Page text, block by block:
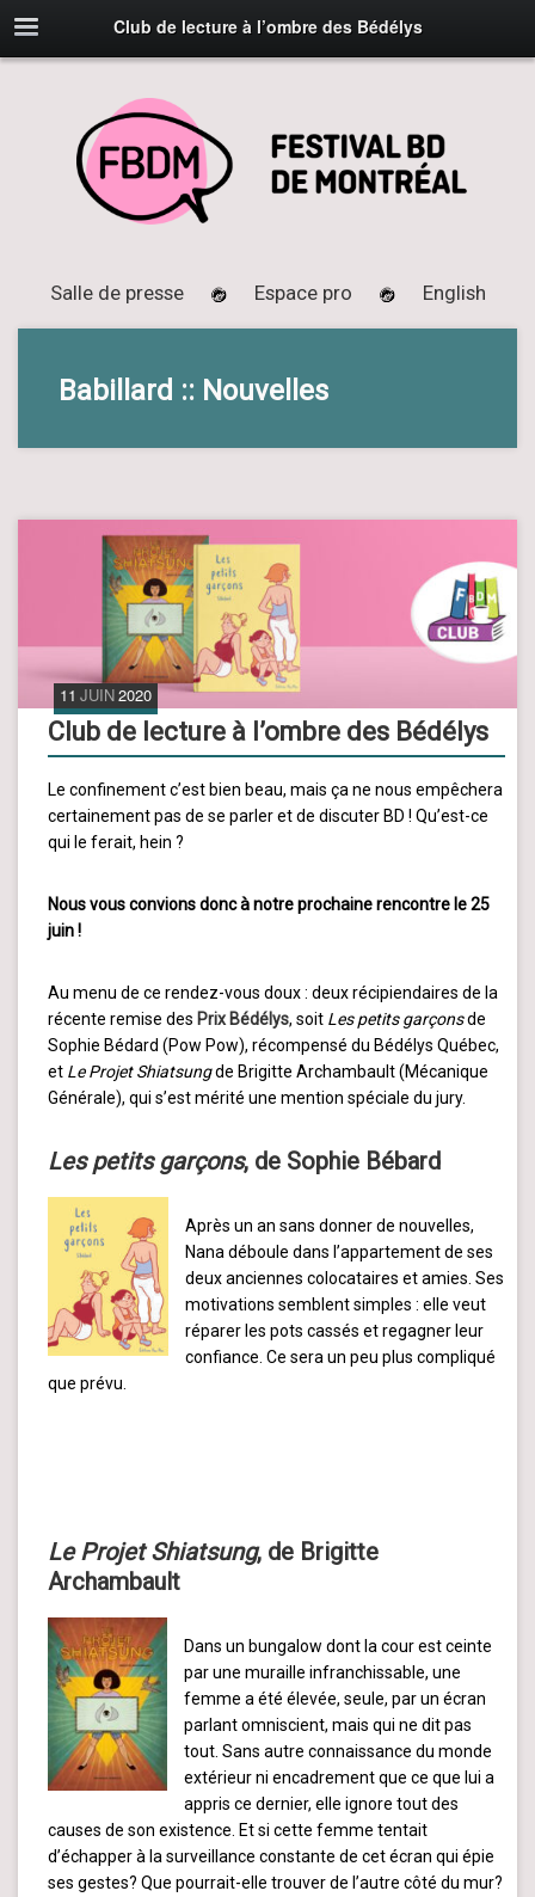
Club de lecture à l’ombre des Bédélys
Salle de presse Espace pro English
Babillard :: Nouvelles
11 JUIN2020
Club de lecture à l’ombre des Bédélys
Le confinement c’est bien beau, mais ça ne nous empêchera
certainement pas de se parler et de discuter BD ! Qu’est-ce
qui le ferait, hein ?
Nous vous convions donc à notre prochaine rencontre le 25
juin !
Au menu de ce rendez-vous doux : deux récipiendaires de la
récente remise des Prix Bédélys, soit Les petits garçonsde
Sophie Bédard (Pow Pow), récompensé du Bédélys Québec,
et Le Projet Shiatsungde Brigitte Archambault (Mécanique
Générale), qui s’est mérité une mention spéciale du jury.
Les petits garçons, de Sophie Bébard
Après un an sans donner de nouvelles,
Nana déboule dans l’appartement de ses
deux anciennes colocataires et amies. Ses
motivations semblent simples : elle veut
réparer les pots cassés et regagner leur
confiance. Ce sera un peu plus compliqué
que prévu.
Le Projet Shiatsung, de Brigitte
Archambault
Dans un bungalow dont la cour est ceinte
par une muraille infranchissable, une
femme a été élevée, seule, par un écran
parlant omniscient, mais qui ne dit pas
tout. Sans autre connaissance du monde
extérieur ni encadrement que ce que lui a
appris ce dernier, elle ignore tout des
causes de son existence. Et si cette femme tentait
d’échapper à la surveillance constante de cet écran qui épie
ses gestes? Que pourrait-elle trouver de l’autre côté du mur?